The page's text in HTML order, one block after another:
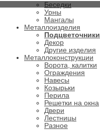
Беседки
Урны
Мангалы
Металлоизделия
Подцветочники
Декор
Другие изделия
Металлоконструкции
Ворота, калитки
Ограждения
Навесы
Козырьки
Перила
Решетки на окна
Двери
Лестницы
Разное